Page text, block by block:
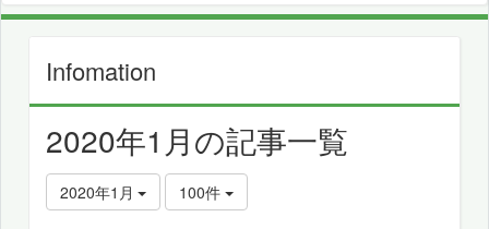
Infomation
2020年1月の記事一覧
2020年1月 100件